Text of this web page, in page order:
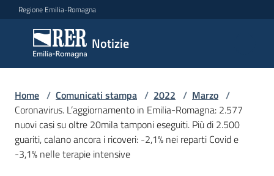
Vai al contenuto
Vai alla navigazione
Vai al footer
Regione Emilia-Romagna
Notizie
Notizie
Comunicati
stampa
Menu selezionato
Cerca
un
Home / Comunicati stampa / 2022 / Marzo /
Coronavirus. L’aggiornamento in Emilia-Romagna: 2.577
nuovi casi su oltre 20mila tamponi eseguiti. Più di 2.500
guariti, calano ancora i ricoveri: -2,1% nei reparti Covid e
-3,1% nelle terapie intensive